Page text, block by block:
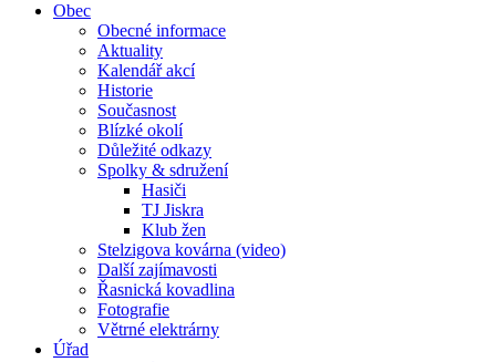
Obec
Obecné informace
Aktuality
Kalendář akcí
Historie
Současnost
Blízké okolí
Důležité odkazy
Spolky & sdružení
Hasiči
TJ Jiskra
Klub žen
Stelzigova kovárna (video)
Další zajímavosti
Řasnická kovadlina
Fotografie
Větrné elektrárny
Úřad